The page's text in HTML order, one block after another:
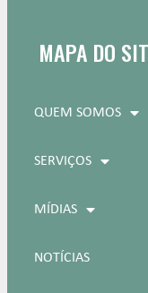
MAPA DO
QUEM SOMOS
SERVIÇOS
MÍDIAS
NOTÍCIAS